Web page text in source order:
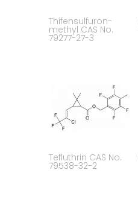
Thifensulfuron-
methyl CAS No.
79277-27-3
Tefluthrin CAS No.
79538-32-2